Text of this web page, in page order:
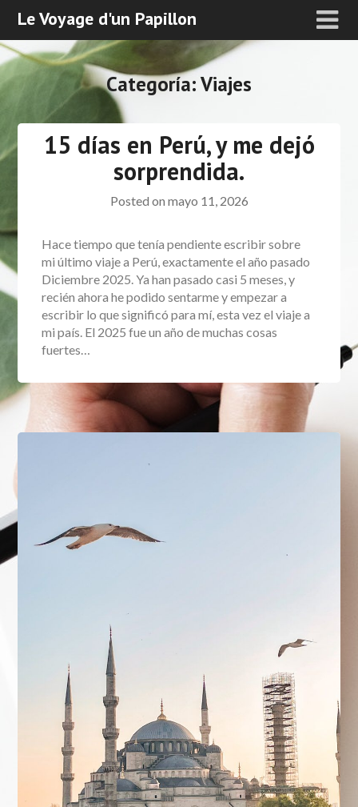
Le Voyage d'un Papillon
Categoría:Viajes
15 días en Perú, y me dejó
sorprendida.
Posted on mayo 11, 2026
Hace tiempo que tenía pendiente escribir sobre
mi último viaje a Perú, exactamente el año pasado
Diciembre 2025. Ya han pasado casi 5 meses, y
recién ahora he podido sentarme y empezar a
escribir lo que significó para mí, esta vez el viaje a
mi país. El 2025 fue un año de muchas cosas
fuertes…